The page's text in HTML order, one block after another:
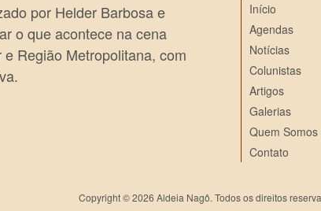
por Helder Barbosa e
o que acontece na cena
Região Metropolitana, com
Início
Agendas
Notícias
Colunistas
Artigos
Galerias
Quem Somos
Contato
Copyright © 2026 Aldeia Nagô. Todos os direitos